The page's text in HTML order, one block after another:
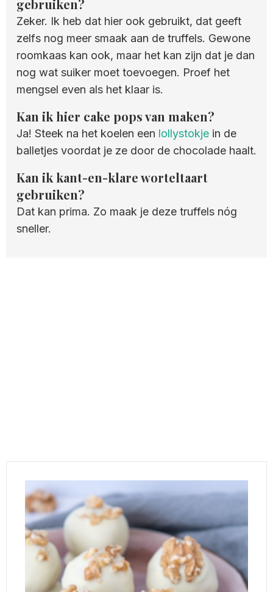
gebruiken?
Zeker. Ik heb dat hier ook gebruikt, dat geeft
zelfs nog meer smaak aan de truffels. Gewone
roomkaas kan ook, maar het kan zijn dat je dan
nog wat suiker moet toevoegen. Proef het
mengsel even als het klaar is.
Kan ik hier cake pops van maken?
Ja! Steek na het koelen een lollystokje in de
balletjes voordat je ze door de chocolade haalt.
Kan ik kant-en-klare worteltaart
gebruiken?
Dat kan prima. Zo maak je deze truffels nóg
sneller.